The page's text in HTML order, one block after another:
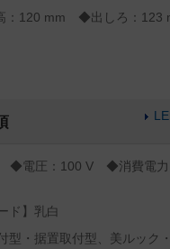
120 mm ◆出しろ：123
◆電圧：100 V ◆消費電
ド】乳白
型・据置取付型、美ルック